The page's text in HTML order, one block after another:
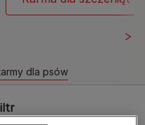
dla psów